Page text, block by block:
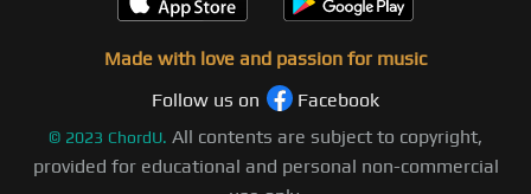
Made with love and passion for music
Follow us on
Facebook
© 2023 ChordU. All contents are subject to copyright,
provided for educational and personal non-commercial